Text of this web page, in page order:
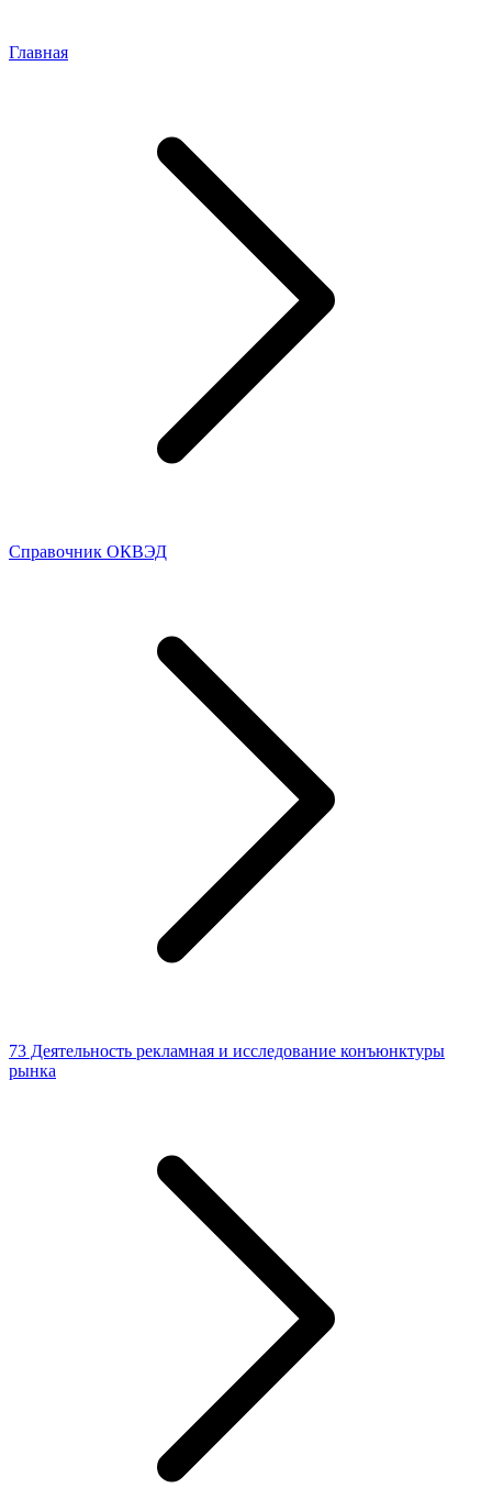
Главная
Справочник ОКВЭД
73 Деятельность рекламная и исследование конъюнктуры
рынка